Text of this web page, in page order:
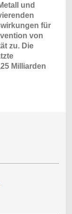
und
für
von
zu. Die
Milliarden